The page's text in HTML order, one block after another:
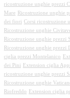
ricostruzione unghie prezzi
Mare
Ricostruzione unghie
dei fiori Corsi ricostruzione
Ricostruzione unghie
Ricostruzione unghie prezzi
Ricostruzione unghie prezzi
ciglia prezzi Montelanico
dei Pini
Extension ciglia
ricostruzione unghie prezzi
Ricostruzione unghie
Riofreddo
Extension ciglia